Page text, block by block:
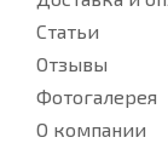
Статьи
Отзывы
Фотогалерея
О компании